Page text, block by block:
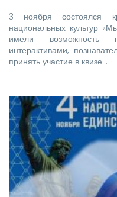
3 ноября состоялся
национальных культур
имели возможность
интерактивами,
принять участие в квизе…